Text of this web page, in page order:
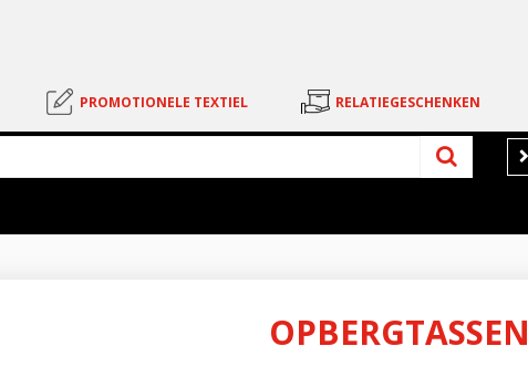
PROMOTIONELE TEXTIEL RELATIEGESCHENKEN
OPBERGTASSEN